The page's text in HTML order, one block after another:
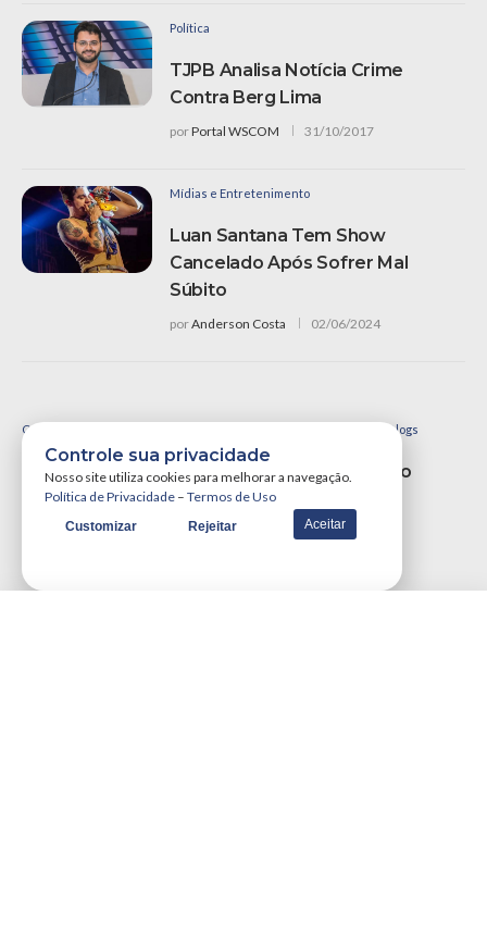
Política
TJPB Analisa Notícia Crime
Contra Berg Lima
porPortal WSCOM 31/10/2017
Mídias e Entretenimento
Luan Santana Tem Show
Cancelado Após Sofrer Mal
Súbito
porAnderson Costa 02/06/2024
Colunistas - Opiniões e Análises de Especialistas Opiniões e Blogs
A Lógica E O Futuro Da Escolha No Ministério
Público
Walter Santos 30/07/2013
Controle sua privacidade
Nosso site utiliza cookies para melhorar a navegação.
Política de Privacidade – Termos de Uso
Customizar Rejeitar Aceitar